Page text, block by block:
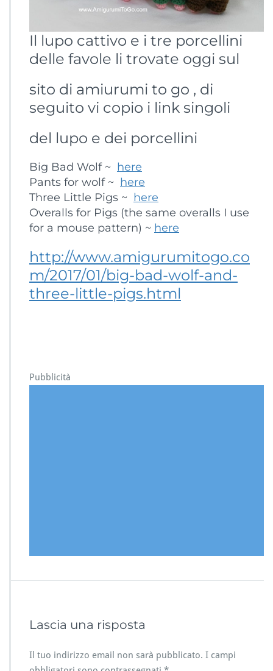
Il lupo cattivo e i tre porcellini
delle favole li trovate oggi sul
sito di amiurumi to go , di
seguito vi copio i link singoli
del lupo e dei porcellini
Big Bad Wolf ~ here
Pants for wolf ~ here
Three Little Pigs ~ here
Overalls for Pigs (the same overalls I use
for a mouse pattern) ~ here
http://www.amigurumitogo.co
m/2017/01/big-bad-wolf-and-
three-little-pigs.html
Pubblicità
Lascia una risposta
Il tuo indirizzo email non sarà pubblicato. I campi